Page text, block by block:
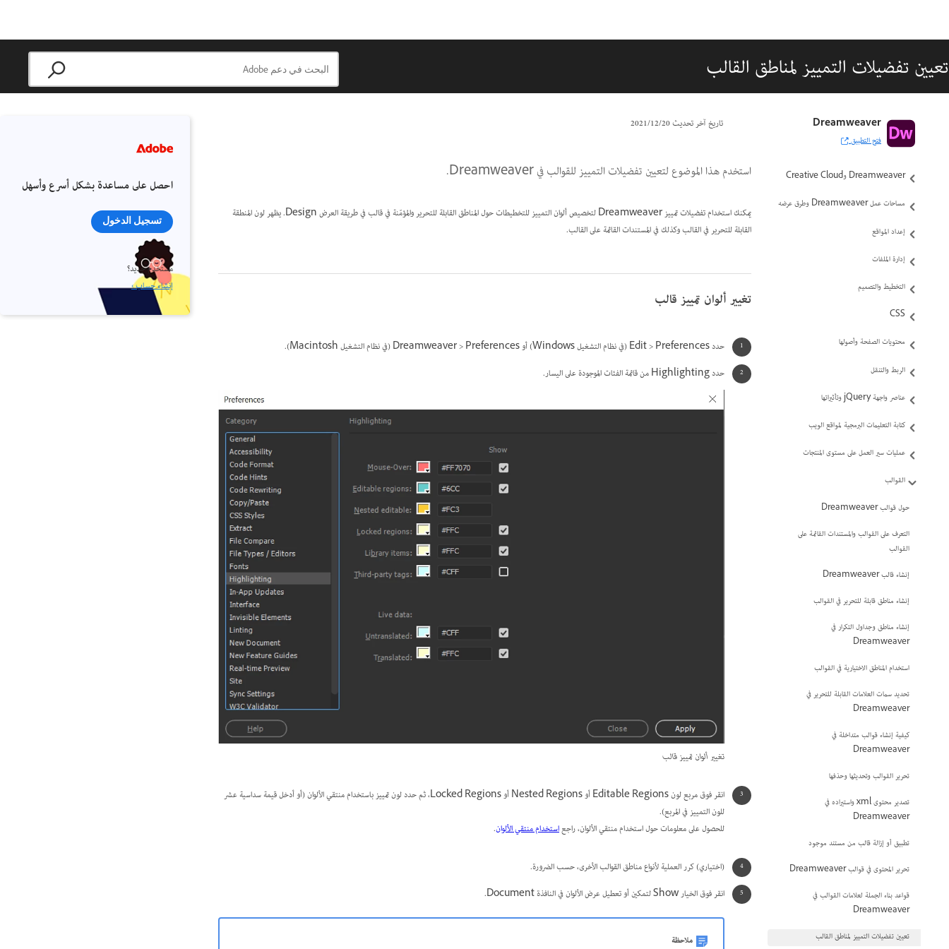
تعيين تفضيلات التمييز لمناطق القالب
تاريخ آخر تحديث20‏/12‏/2021 Dreamweaver
فتح التطبيق
دليل مستخدم Dreamweaver
مقدمة
Dreamweaver وCreative Cloud
مساحات عمل Dreamweaver وطرق عرضه
إعداد المواقع
إدارة الملفات
التخطيط والتصميم
CSS
محتويات الصفحة وأصولها
الربط والتنقل
عناصر واجهة jQuery وتأثيراتها
كتابة التعليمات البرمجية لمواقع الويب
عمليات سير العمل على مستوى المنتجات
القوالب
حول قوالب Dreamweaver
التعرف على القوالب والمستندات القائمة على
القوالب
إنشاء قالب Dreamweaver
إنشاء مناطق قابلة للتحرير في القوالب
إنشاء مناطق وجداول التكرار في
Dreamweaver
استخدام المناطق الاختيارية في القوالب
تحديد سمات العلامات القابلة للتحرير في
Dreamweaver
كيفية إنشاء قوالب متداخلة في
Dreamweaver
تحرير القوالب وتحديثها وحذفها
تصدير محتوى xml واستيراده في
Dreamweaver
تطبيق أو إزالة قالب من مستند موجود
تحرير المحتوى في قوالب Dreamweaver
قواعد بناء الجملة لعلامات القوالب في
Dreamweaver
تعيين تفضيلات التمييز لمناطق القالب
استخدم هذا الموضوع لتعيين تفضيلات التمييز للقوالب في Dreamweaver.
يمكنك استخدام تفضيلات تمييز Dreamweaver لتخصيص ألوان التمييز للتخطيطات حول المناطق القابلة للتحرير والمؤمّنة في قالب في طريقة العرض Design. يظهر لون المنطقة
القابلة للتحرير في القالب وكذلك في المستندات القائمة على القالب.
تغيير ألوان تمييز قالب
حدد Edit > Preferences ‏(في نظام التشغيل Windows) أو Dreamweaver > Preferences ‏(في نظام التشغيل Macintosh).
حدد Highlighting من قائمة الفئات الموجودة على اليسار.
تغيير ألوان تمييز قالب
انقر فوق مربع لون Editable Regions أو Nested Regions أو Locked Regions، ثم حدد لون تمييز باستخدام منتقي الألوان (أو أدخل قيمة سداسية عشر
للون التمييز في المربع).
للحصول على معلومات حول استخدام منتقي الألوان، راجعاستخدام منتقي الألوان.
(اختياري) كرر العملية لأنواع مناطق القوالب الأخرى، حسب الضرورة.
انقر فوق الخيار Show لتمكين أو تعطيل عرض الألوان في النافذة Document.
ملاحظة
احصل على مساعدة بشكل أسرع وأسهل
تسجيل الدخول
مستخدم جديد؟
إنشاء حساب ›